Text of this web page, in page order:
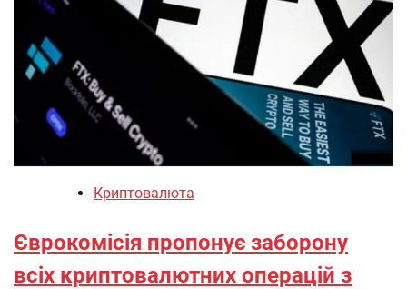
Криптовалюта
Єврокомісія пропонує заборону
всіх криптовалютних операцій з